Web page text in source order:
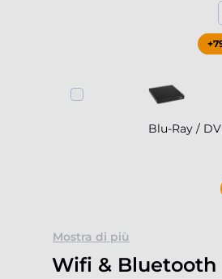
Blu-Ray /
Mostra di più
Wifi & Bluetooth